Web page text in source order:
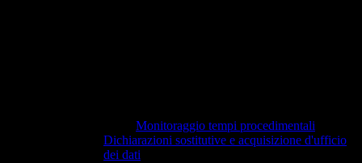
Monitoraggio tempi procedimentali
Dichiarazioni sostitutive e acquisizione d'ufficio
dei dati